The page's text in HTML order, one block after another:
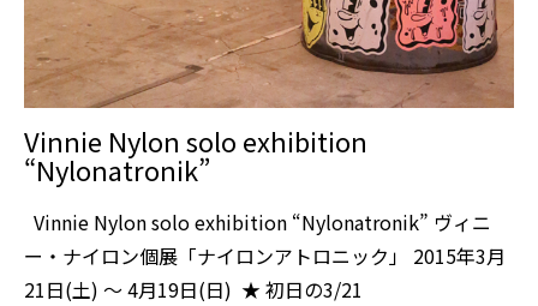
Vinnie Nylon solo exhibition
“Nylonatronik”
Vinnie Nylon solo exhibition “Nylonatronik” ヴィニ
ー・ナイロン個展「ナイロンアトロニック」 2015年3月
21日(土) 〜 4月19日(日) ★ 初日の3/21